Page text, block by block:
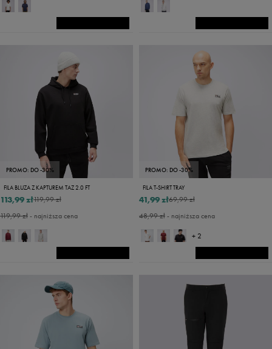
PROMO: DO -30%
FILA BLUZA Z KAPTUREM TAZ 2.0 FT
119,99 zł
113,99 zł
119,99 zł- najniższa cena
PROMO: DO -30%
FILA T-SHIRT TRAY
69,99 zł
41,99 zł
48,99 zł- najniższa cena
+ 2